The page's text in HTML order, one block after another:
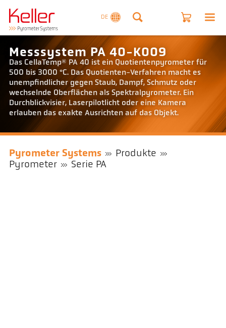
DE
Messsystem PA 40-K009
Das CellaTemp® PA 40 ist ein Quotientenpyrometer für
500 bis 3000 °C. Das Quotienten-Verfahren macht es
unempfindlicher gegen Staub, Dampf, Schmutz oder
wechselnde Oberflächen als Spektralpyrometer. Ein
Durchblickvisier, Laserpilotlicht oder eine Kamera
erlauben das exakte Ausrichten auf das Objekt.
Pyrometer Systems
Produkte
Pyrometer
Serie PA